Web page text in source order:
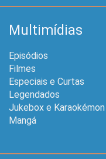
Multimídias
Episódios
Filmes
Especiais e Curtas
Legendados
Jukebox e Karaokémon
Mangá